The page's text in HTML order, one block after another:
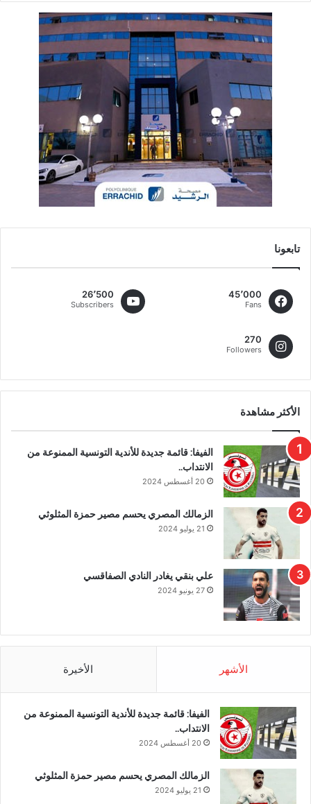
تابعونا
45٬000
Fans
26٬500
Subscribers
270
Followers
الأكثر مشاهدة
الفيفا: قائمة جديدة للأندية التونسية الممنوعة من
الانتداب..
20 أغسطس 2024
الزمالك المصري يحسم مصير حمزة المثلوثي
21 يوليو 2024
علي بنقي يغادر النادي الصفاقسي
27 يونيو 2024
الأشهر الأخيرة
الفيفا: قائمة جديدة للأندية التونسية الممنوعة من
الانتداب..
20 أغسطس 2024
الزمالك المصري يحسم مصير حمزة المثلوثي
21 يوليو 2024